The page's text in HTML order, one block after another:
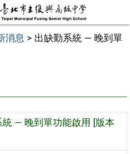
消息 > 出缺勤系統 — 晚到單
統 — 晚到單功能啟用 [版本